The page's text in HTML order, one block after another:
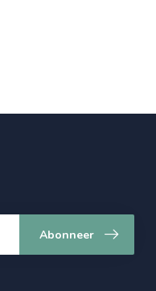
Abonneer